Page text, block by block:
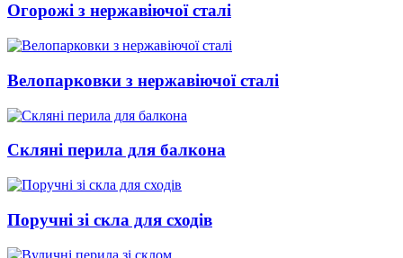
Огорожі з нержавіючої сталі
Велопарковки з нержавіючої сталі
Скляні перила для балкона
Поручні зі скла для сходів